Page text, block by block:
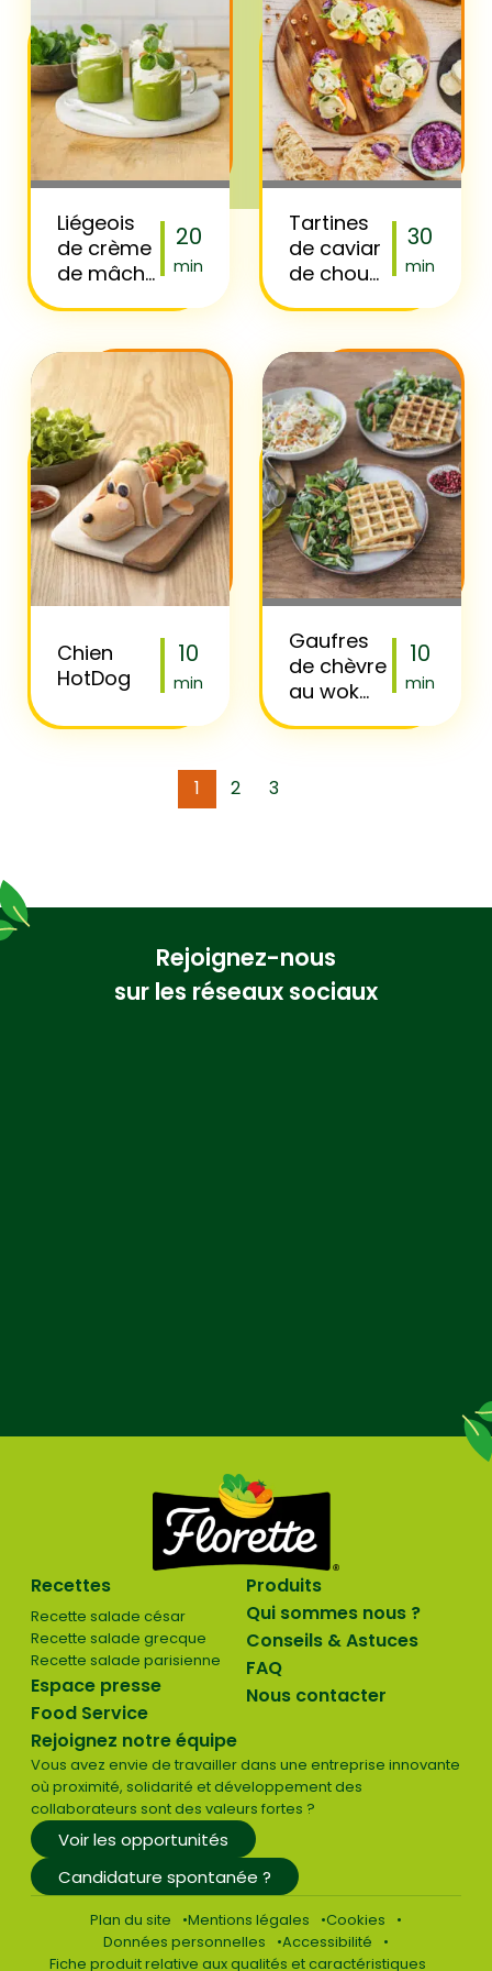
Liégeois
de crème
de mâche
20
min
Tartines
de caviar
de chou
chèvre
30
min
Chien
HotDog
10
min
Gaufres
de chèvre
au wok
10
min
1 2 3
Rejoignez-nous
sur les réseaux sociaux
Recettes
Recette salade césar
Recette salade grecque
Recette salade parisienne
Espace presse
Food Service
Produits
Qui sommes nous ?
Conseils & Astuces
FAQ
Nous contacter
Rejoignez notre équipe
Vous avez envie de travailler dans une entreprise innovante
où proximité, solidarité et développement des
collaborateurs sont des valeurs fortes ?
Voir les opportunités
Candidature spontanée ?
Plan du site Mentions légales
Cookies
Données personnelles
Accessibilité
Fiche produit relative aux qualités et caractéristiques